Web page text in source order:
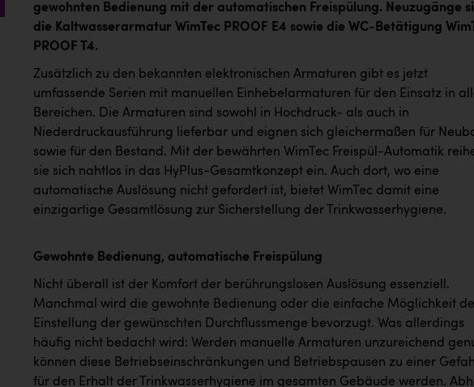
gewohnten Bedienung mit der automatischen Freispülung. Neuzugänge
die Kaltwasserarmatur WimTec PROOF E4 sowie die WC-Betätigung
PROOF T4.
Zusätzlich zu den bekannten elektronischen Armaturen gibt es jetzt
umfassende Serien mit manuellen Einhebelarmaturen für den Einsatz in
Bereichen. Die Armaturen sind sowohl in Hochdruck- als auch in
Niederdruckausführung lieferbar und eignen sich gleichermaßen für
sowie für den Bestand. Mit der bewährten WimTec Freispül-Automatik
sie sich nahtlos in das HyPlus-Gesamtkonzept ein. Auch dort, wo eine
automatische Auslösung nicht gefordert ist, bietet WimTec damit eine
einzigartige Gesamtlösung zur Sicherstellung der Trinkwasserhygiene.
Gewohnte Bedienung, automatische Freispülung
Nicht überall ist der Komfort der berührungslosen Auslösung essenziell.
Manchmal wird die gewohnte Bedienung oder die einfache Möglichkeit
Einstellung der gewünschten Durchflussmenge bevorzugt. Was allerdings
häufig nicht bedacht wird: Werden manuelle Armaturen unzureichend
können diese Betriebseinschränkungen und Betriebspausen zu einer
für den Erhalt der Trinkwasserhygiene im gesamten Gebäude werden.